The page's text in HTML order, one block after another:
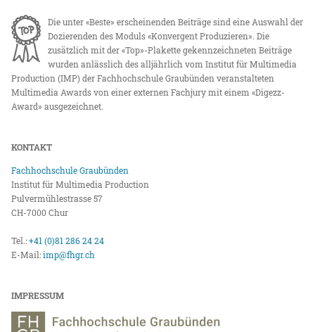
Die unter «Beste» erscheinenden Beiträge sind eine Auswahl der
Dozierenden des Moduls «Konvergent Produzieren». Die
zusätzlich mit der «Top»-Plakette gekennzeichneten Beiträge
wurden anlässlich des alljährlich vom Institut für Multimedia
Production (IMP) der Fachhochschule Graubünden veranstalteten
Multimedia Awards von einer externen Fachjury mit einem «Digezz-
Award» ausgezeichnet.
KONTAKT
Fachhochschule Graubünden
Institut für Multimedia Production
Pulvermühlestrasse 57
CH-7000 Chur
Tel.:+41 (0)81 286 24 24
E-Mail:imp@fhgr.ch
IMPRESSUM